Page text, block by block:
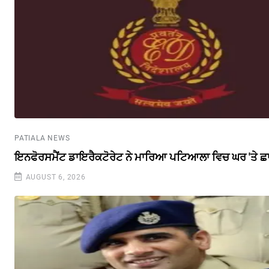
PATIALA NEWS
ਇਨਫੋਰਸਮੈਂਟ ਡਾਇਰੈਕਟੋਰੇਟ ਨੇ ਮਾਰਿਆ ਪਟਿਆਲਾ ਵਿਚ ਘਰ 'ਤੇ
AUGUST 6, 2026